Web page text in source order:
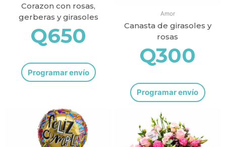
Corazon con rosas,
gerberas y girasoles
Q650
Programar envío
Amor
Canasta de girasoles y
rosas
Q300
Programar envío